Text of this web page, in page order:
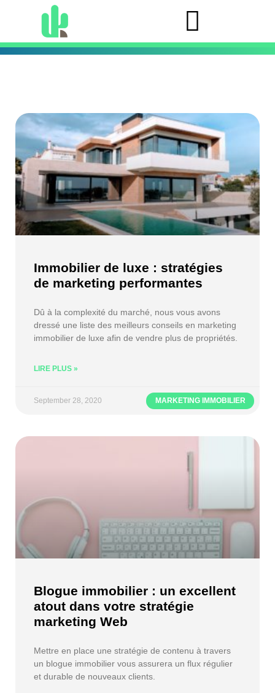
MARKETING IMMOBILIER
Immobilier de luxe : stratégies
de marketing performantes
Dû à la complexité du marché, nous vous avons
dressé une liste des meilleurs conseils en marketing
immobilier de luxe afin de vendre plus de propriétés.
LIRE PLUS »
September 28, 2020
Blogue immobilier : un excellent
atout dans votre stratégie
marketing Web
Mettre en place une stratégie de contenu à travers
un blogue immobilier vous assurera un flux régulier
et durable de nouveaux clients.